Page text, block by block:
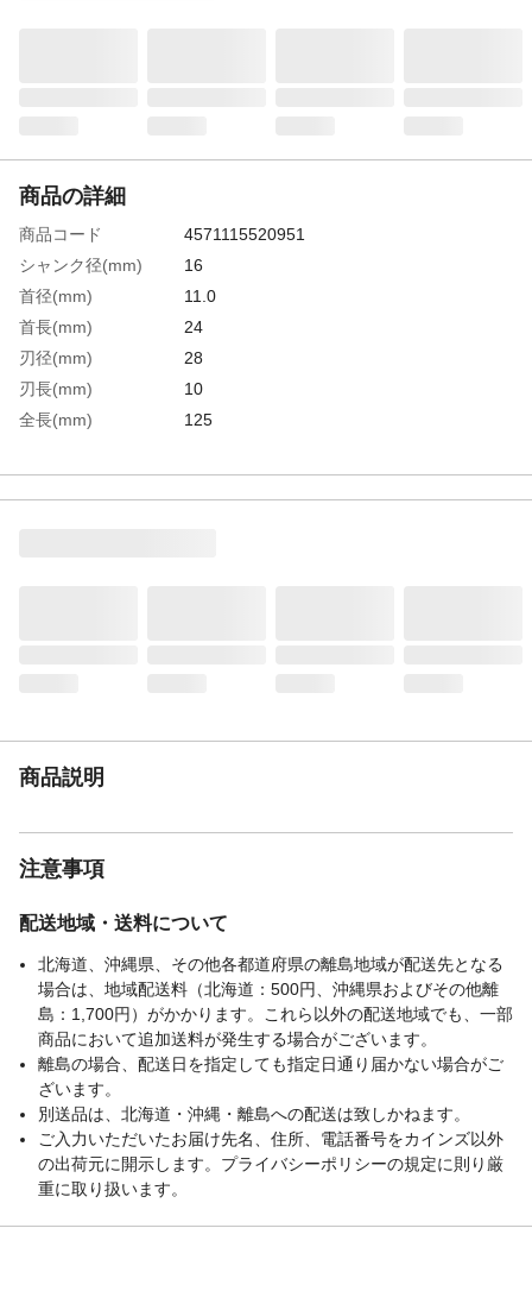
商品の詳細
商品コード
4571115520951
シャンク径(mm)
16
首径(mm)
11.0
首長(mm)
24
刃径(mm)
28
刃長(mm)
10
全長(mm)
125
重さ
195.000G
商品説明
注意事項
配送地域・送料について
北海道、沖縄県、その他各都道府県の離島地域が配送先となる
場合は、地域配送料（北海道：500円、沖縄県およびその他離
島：1,700円）がかかります。これら以外の配送地域でも、一部
商品において追加送料が発生する場合がございます。
離島の場合、配送日を指定しても指定日通り届かない場合がご
ざいます。
別送品は、北海道・沖縄・離島への配送は致しかねます。
ご入力いただいたお届け先名、住所、電話番号をカインズ以外
の出荷元に開示します。プライバシーポリシーの規定に則り厳
重に取り扱います。